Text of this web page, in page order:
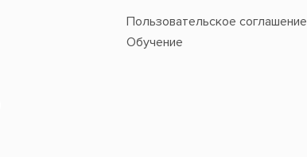
Пользовательское соглашение
Обучение